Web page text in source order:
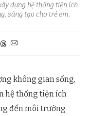
dựng hệ thống tiện ích
sáng tạo cho trẻ em.
không gian sống,
hệ thống tiện ích
đến môi trường